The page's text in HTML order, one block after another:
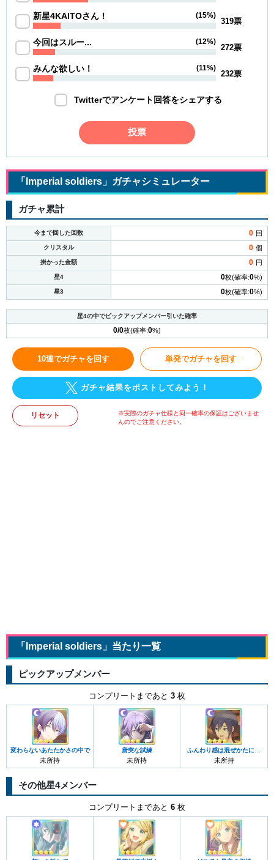
新星4KAITOさん！ (15%)
319票
今回はスルー... (12%)
272票
みんな欲しい！ (11%)
232票
Twitterでアンケート回答をシェアする
投票
「Imperial soldiers」ガチャシミュレーター
ガチャ累計
今まで回した回数 0 回
クリスタル 0 個
掛かった金額 0 円
星4 0枚(確率:0%)
星3 0枚(確率:0%)
星4の中でピックアップメンバー引いた確率
0/0枚(確率:0%)
10連でガチャを回す 単発でガチャを回す
ガチャ結果をポストしてみよう！
リセット
※実際のガチャ仕様と同一確率の保証はございませ
んのでご注意ください。
「Imperial soldiers」当たり一覧
ピックアップメンバー
コンプリートまであと 3 枚
変わらないあたたかさの中で
未所持
唐突な試練
未所持
ふんわり感は混ぜかたにあ
り！
未所持
その他星4メンバー
コンプリートまであと 6 枚